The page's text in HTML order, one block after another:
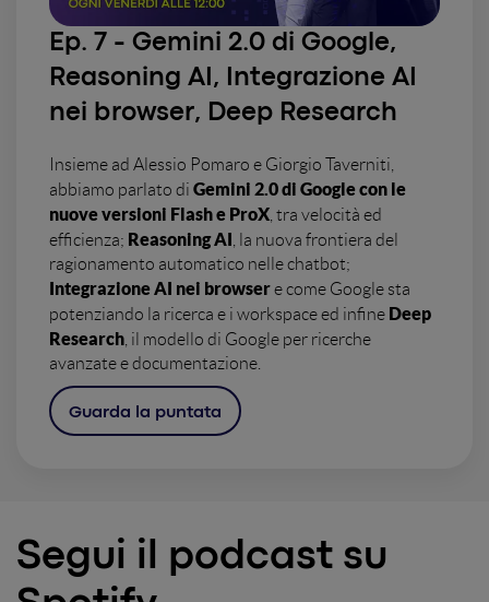
Ep. 7 - Gemini 2.0 di Google,
Reasoning AI, Integrazione AI
nei browser, Deep Research
Insieme ad Alessio Pomaro e Giorgio Taverniti,
abbiamo parlato di Gemini 2.0 di Google con le
nuove versioni Flash e ProX , tra velocità ed
efficienza; Reasoning AI , la nuova frontiera del
ragionamento automatico nelle chatbot;
Integrazione AI nei browsere come Google sta
potenziando la ricerca e i workspace ed infine Deep
Research , il modello di Google per ricerche
avanzate e documentazione.
Guarda la puntata
Segui il podcast su